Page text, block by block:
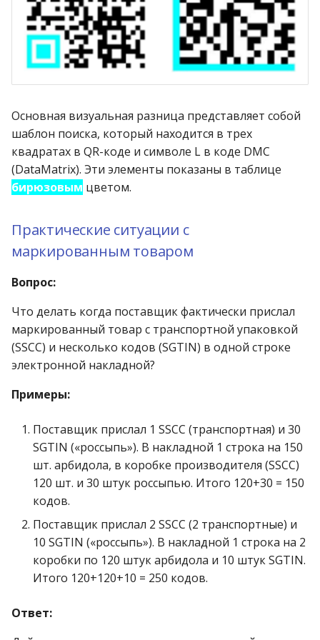
Основная визуальная разница представляет собой
шаблон поиска, который находится в трех
квадратах в QR-коде и символе L в коде DMC
(DataMatrix). Эти элементы показаны в таблице
бирюзовым цветом.
Практические ситуации с
маркированным товаром
Вопрос:
Что делать когда поставщик фактически прислал
маркированный товар с транспортной упаковкой
(SSCC) и несколько кодов (SGTIN) в одной строке
электронной накладной?
Примеры:
Поставщик прислал 1 SSCC (транспортная) и 30
SGTIN («россыпь»). В накладной 1 строка на 150
шт. арбидола, в коробке производителя (SSCC)
120 шт. и 30 штук россыпью. Итого 120+30 = 150
кодов.
Поставщик прислал 2 SSCC (2 транспортные) и
10 SGTIN («россыпь»). В накладной 1 строка на 2
коробки по 120 штук арбидола и 10 штук SGTIN.
Итого 120+120+10 = 250 кодов.
Ответ: